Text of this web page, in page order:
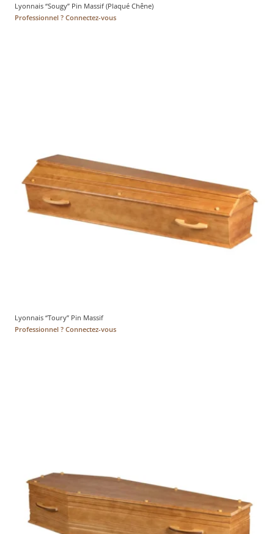
Lyonnais “Sougy” Pin Massif (Plaqué Chêne)
Professionnel ? Connectez-vous
Lyonnais “Toury” Pin Massif
Professionnel ? Connectez-vous